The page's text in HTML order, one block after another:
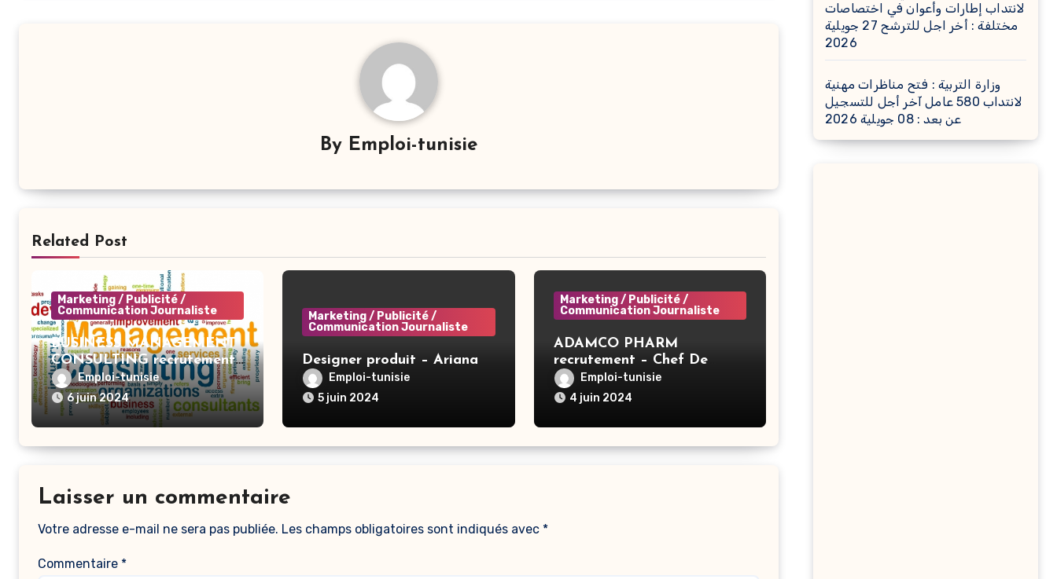
By Emploi-tunisie
Related Post
Marketing / Publicité /
Communication Journaliste
BUSINESS MANAGEMENT
CONSULTING recrutement
– Business Developer BI –
Tunis
Emploi-tunisie
6 juin 2024
Marketing / Publicité /
Communication Journaliste
Designer produit – Ariana
Emploi-tunisie
5 juin 2024
Marketing / Publicité /
Communication Journaliste
ADAMCO PHARM
recrutement – Chef De
Produit Senior – Niger
Niamey
Emploi-tunisie
4 juin 2024
Laisser un commentaire
Votre adresse e-mail ne sera pas publiée. Les champs obligatoires sont indiqués avec *
Commentaire *
لانتداب إطارات وأعوان في اختصاصات
مختلفة : أخر اجل للترشح 27 جويلية
2026
وزارة التربية : فتح مناظرات مهنية
لانتداب 580 عامل آخر أجل للتسجيل
عن بعد : 08 جويلية 2026